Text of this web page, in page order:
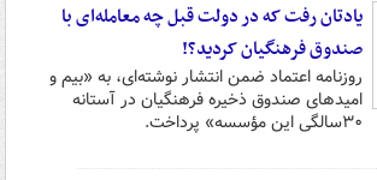
یادتان رفت که در دولت قبل چه معامله‌ای با
صندوق فرهنگیان کردید؟!
روزنامه اعتماد ضمن انتشار نوشته‌ای، به «بیم و
امیدهای صندوق ذخیره فرهنگیان در آستانه
۳۰سالگی این مؤسسه» پرداخت.